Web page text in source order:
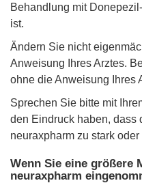
Behandlung mit
ist.
Ändern Sie nicht
Anweisung Ihres Arztes.
ohne die Anweisung Ihres
Sprechen Sie bitte mit
den Eindruck haben, dass
neuraxpharm zu stark
Wenn Sie eine größere
neuraxpharm